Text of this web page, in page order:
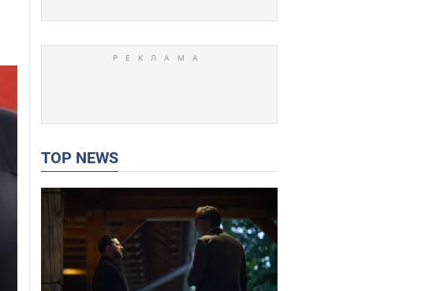
TOP NEWS